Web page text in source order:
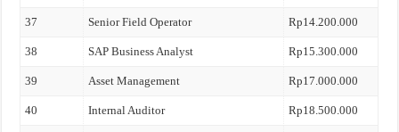
37 Senior Field Operator Rp14.200.000
38 SAP Business Analyst Rp15.300.000
39 Asset Management Rp17.000.000
40 Internal Auditor Rp18.500.000